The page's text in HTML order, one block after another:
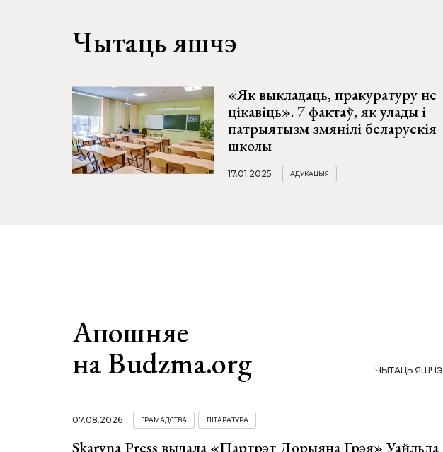
Чытаць яшчэ
«Як выкладаць, пракуратуру не
цікавіць». 7 фактаў, як улады і
патрыятызм змянілі беларускія
школы
17.01.2025 АДУКАЦЫЯ
Апошняе
на Budzma.org
ЧЫТАЦЬ ЯШЧЭ
07.08.2026 ГРАМАДСТВА ЛІТАРАТУРА
Skaryna Press выдала «Партрэт Дорыяна Грэя» Уайльда